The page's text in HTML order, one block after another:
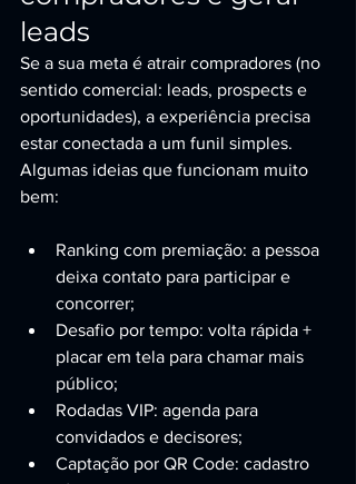
leads
Se a sua meta é atrair compradores (no
sentido comercial: leads, prospects e
oportunidades), a experiência precisa
estar conectada a um funil simples.
Algumas ideias que funcionam muito
bem:
Ranking com premiação: a pessoa
deixa contato para participar e
concorrer;
Desafio por tempo: volta rápida +
placar em tela para chamar mais
público;
Rodadas VIP: agenda para
convidados e decisores;
Captação por QR Code: cadastro